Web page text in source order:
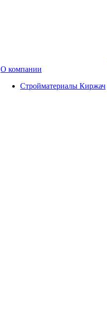
О компании
Стройматериалы Киржач